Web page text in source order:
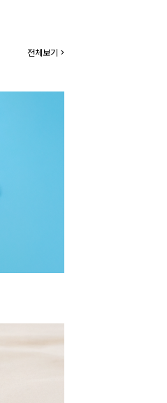
전체보기 >